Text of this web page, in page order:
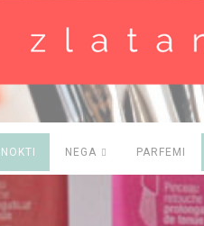
NOKTI NEGA PARFEMI